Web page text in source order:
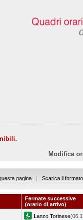
Modifica
pagina | Scarica il
Fermate successive
(orario di arrivo)
Lanzo Torinese